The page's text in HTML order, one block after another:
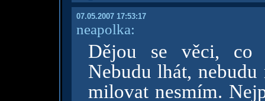
07.05.2007 17:53:17
neapolka:
Dějou se věci, co
Nebudu lhát,
milovat nesmím.